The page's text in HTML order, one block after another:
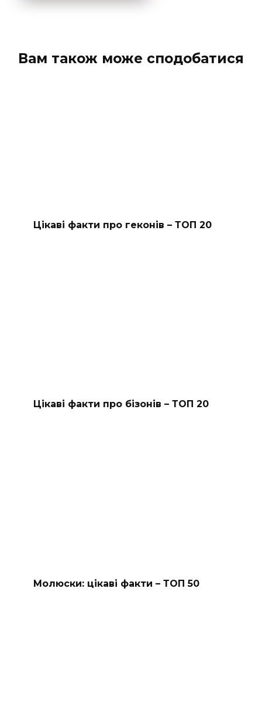
Вам також може сподобатися
Цікаві факти про геконів – ТОП 20
Цікаві факти про бізонів – ТОП 20
Молюски: цікаві факти – ТОП 50